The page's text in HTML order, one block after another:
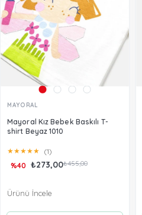
MAYORAL
Mayoral Kız Bebek Baskılı T-
shirt Beyaz 1010
★★★★★ (1)
₺273,00₺455,00
%40
Ürünü İncele